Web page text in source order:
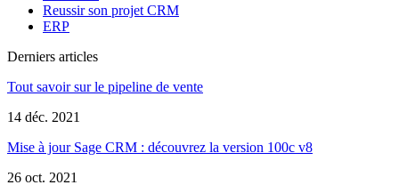
Reussir son projet CRM
ERP
Derniers articles
Tout savoir sur le pipeline de vente
14 déc. 2021
Mise à jour Sage CRM : découvrez la version 100c v8
26 oct. 2021